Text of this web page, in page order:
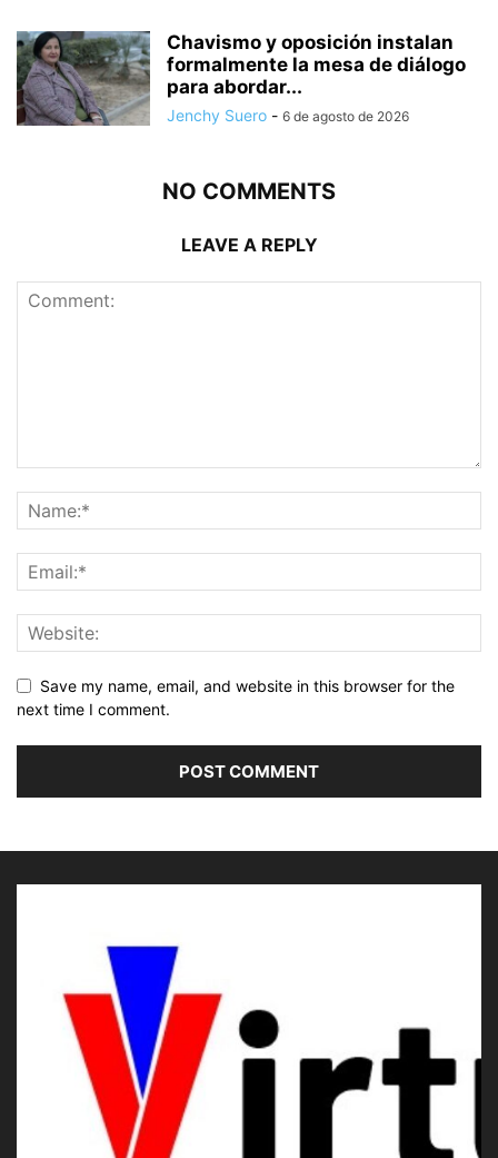
Chavismo y oposición instalan
formalmente la mesa de diálogo
para abordar...
Jenchy Suero - 6 de agosto de 2026
NO COMMENTS
LEAVE A REPLY
Save my name, email, and website in this browser for the
next time I comment.